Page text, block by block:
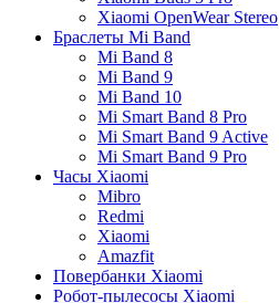
Xiaomi OpenWear Stereo
Браслеты Mi Band
Mi Band 8
Mi Band 9
Mi Band 10
Mi Smart Band 8 Pro
Mi Smart Band 9 Active
Mi Smart Band 9 Pro
Часы Xiaomi
Mibro
Redmi
Xiaomi
Amazfit
Повербанки Xiaomi
Робот-пылесосы Xiaomi